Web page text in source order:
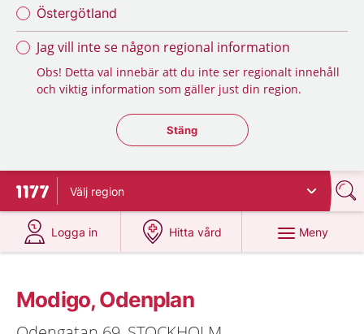
Östergötland
Jag vill inte se någon regional information
Obs! Detta val innebär att du inte ser regionalt innehåll
och viktig information som gäller just din region.
Stäng regionsväljaren
Stäng
Till startsidan för 1177
Välj region
Logga in
på 1177.se
Hitta vård
på 1177.se
Meny
Modigo, Odenplan